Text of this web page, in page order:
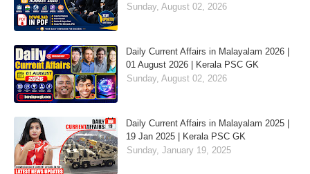
Sunday, August 02, 2026
Daily Current Affairs in Malayalam 2026 |
01 August 2026 | Kerala PSC GK
Sunday, August 02, 2026
Daily Current Affairs in Malayalam 2025 |
19 Jan 2025 | Kerala PSC GK
Sunday, January 19, 2025